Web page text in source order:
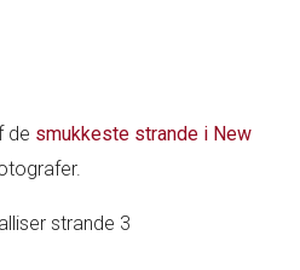
de smukkeste strande i New